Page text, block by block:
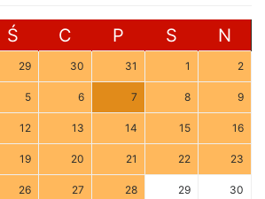
Ś C P S N
29 30 31 1 2
5 6 7 8 9
12 13 14 15 16
19 20 21 22 23
26 27 28 29 30